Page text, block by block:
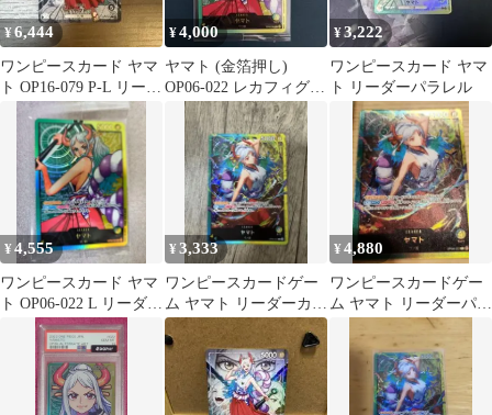
¥6,444
ワンピースカード ヤマ
ト OP16-079 P-L リーダ
ーパラレル
¥4,000
ヤマト (金箔押し)
OP06-022 レカフィグ
リーダーパラレル
¥3,222
ワンピースカード ヤマ
ト リーダーパラレル
¥4,555
ワンピースカード ヤマ
ト OP06-022 L リーダー
パラレル 新品未開封
¥3,333
ワンピースカードゲー
ム ヤマト リーダーカー
ド OP06-022
¥4,880
ワンピースカードゲー
ム ヤマト リーダーパラ
レル OP06-022